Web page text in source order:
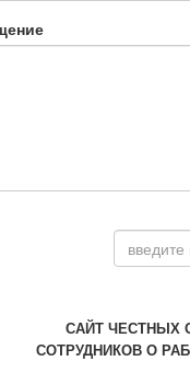
САЙТ ЧЕСТНЫХ
СОТРУДНИКОВ О